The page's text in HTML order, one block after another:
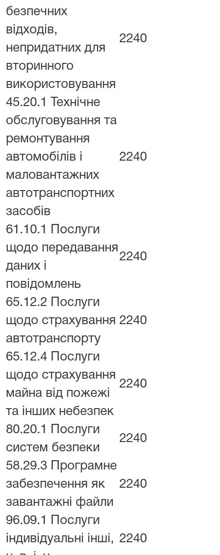
безпечних
відходів,
непридатних для
вторинного
використовування
2240
45.20.1 Технічне
обслуговування та
ремонтування
автомобілів і
маловантажних
автотранспортних
засобів
2240
61.10.1 Послуги
щодо передавання
даних і
повідомлень
2240
65.12.2 Послуги
щодо страхування
автотранспорту
2240
65.12.4 Послуги
щодо страхування
майна від пожежі
та інших небезпек
2240
80.20.1 Послуги
систем безпеки
2240
58.29.3 Програмне
забезпечення як
завантажні файли
2240
96.09.1 Послуги
індивідуальні інші, 2240